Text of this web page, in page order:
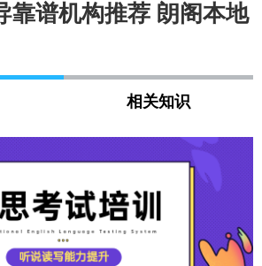
靠谱机构推荐 朗阁本地
相关知识